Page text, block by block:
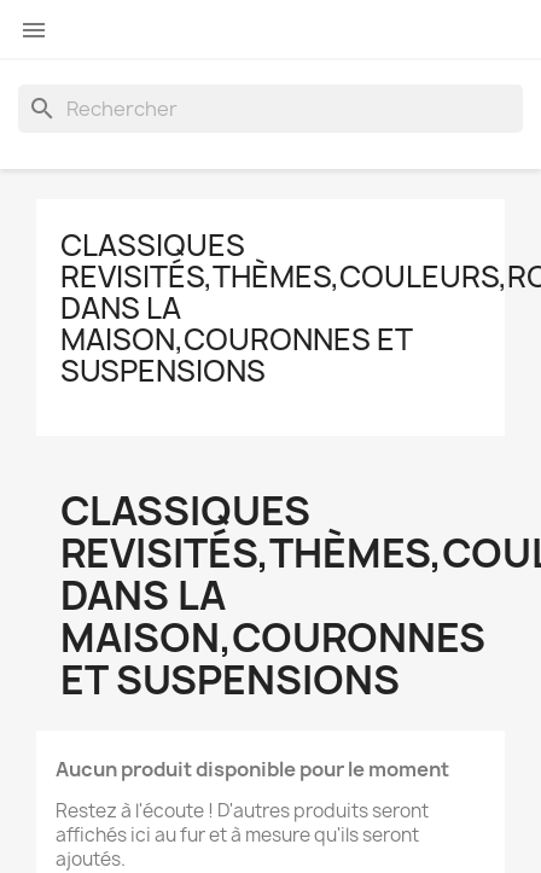

search
CLASSIQUES
DANS LA
MAISON,COURONNES ET
SUSPENSIONS
CLASSIQUES
DANS LA
MAISON,COURONNES
ET SUSPENSIONS
Aucun produit disponible pour le moment
Restez à l'écoute ! D'autres produits seront
affichés ici au fur et à mesure qu'ils seront
ajoutés.